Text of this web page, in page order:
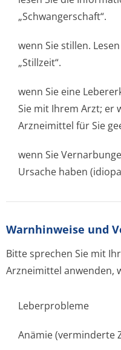
„Schwangerschaft“.
wenn Sie stillen.
„Stillzeit“.
wenn Sie eine
Sie mit Ihrem Arzt; er
Arzneimittel für Sie
wenn Sie
Ursache haben
Warnhinweise und
Bitte sprechen Sie mit
Arzneimittel anwenden,
Leberprobleme
Anämie (verminderte